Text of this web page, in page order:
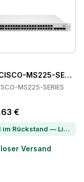
MS225-
MS225-SERIES
€
Artikel im Rückstand — Lieferzeit per Chat erfragen
Versand